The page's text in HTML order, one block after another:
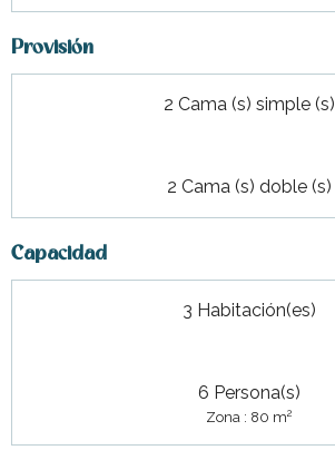
Provisión
2 Cama (s) simple (s)
2 Cama (s) doble (s)
Capacidad
3 Habitación(es)
6 Persona(s)
Zona : 80 m2